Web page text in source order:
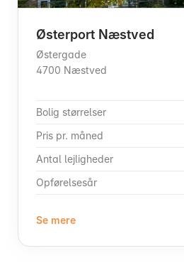
Østerport Næstved
Østergade
4700 Næstved
Bolig størrelser
Pris pr. måned
Antal lejligheder
Opførelsesår
Se mere